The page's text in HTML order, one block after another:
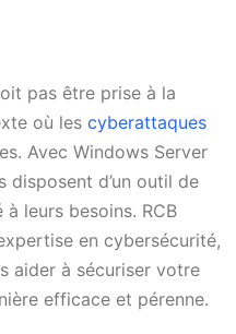
pas être prise à la
où les cyberattaques
Avec Windows Server
disposent d’un outil de
leurs besoins. RCB
en cybersécurité,
aider à sécuriser votre
efficace et pérenne.